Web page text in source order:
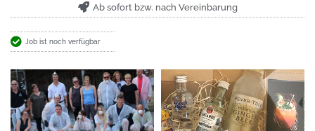
Ab sofort bzw. nach Vereinbarung
Job ist noch verfügbar